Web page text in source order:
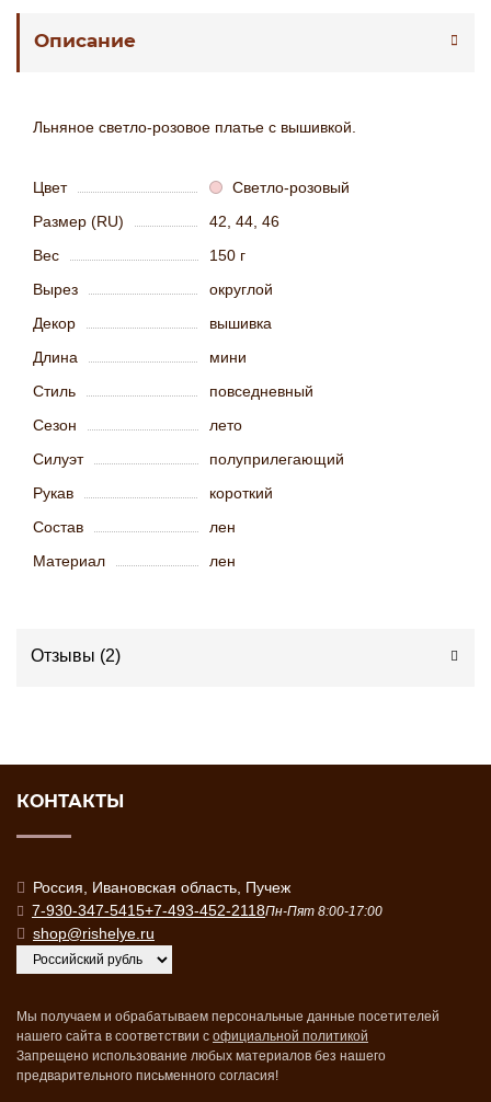
Описание
Льняное светло-розовое платье с вышивкой.
Цвет
Светло-розовый
Размер (RU)
42, 44, 46
Вес
150 г
Вырез
округлой
Декор
вышивка
Длина
мини
Стиль
повседневный
Сезон
лето
Силуэт
полуприлегающий
Рукав
короткий
Состав
лен
Материал
лен
Отзывы (2)
КОНТАКТЫ
Россия, Ивановская область, Пучеж
7-930-347-5415+7-493-452-2118Пн-Пят 8:00-17:00
shop@rishelye.ru
Мы получаем и обрабатываем персональные данные посетителей
нашего сайта в соответствии с официальной политикой
Запрещено использование любых материалов без нашего
предварительного письменного согласия!